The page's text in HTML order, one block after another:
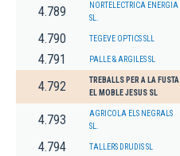
4.789
NORTELECTRICA ENERGIA
SL.
4.790 TEGEVE OPTICS SLL
4.791 PALLE & ARGILES SL
4.792
TREBALLS PER A LA FUSTA I
EL MOBLE JESUS SL
4.793
AGRICOLA ELS NEGRALS
SL.
4.794 TALLERS DRUDIS SL